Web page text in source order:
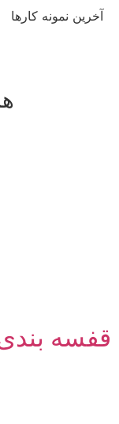
آخرین نمونه کارها
قفسه